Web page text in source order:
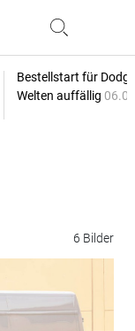
Bestellstart für
Welten auffällig
6 Bilder